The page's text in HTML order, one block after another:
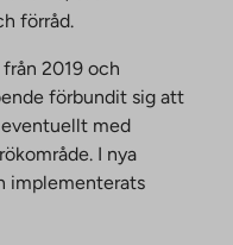
förråd.
2019 och
förbundit sig att
med
I nya
implementerats